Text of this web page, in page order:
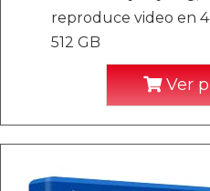
reproduce video en
512 GB
Ver